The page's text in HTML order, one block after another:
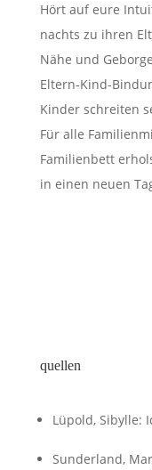
Hört auf eure
nachts zu ihren
Nähe und
Eltern-Kind-
Kinder schreiten
Für alle
Familienbett
in einen neuen
quellen
Lüpold, Sibylle:
Sunderland,